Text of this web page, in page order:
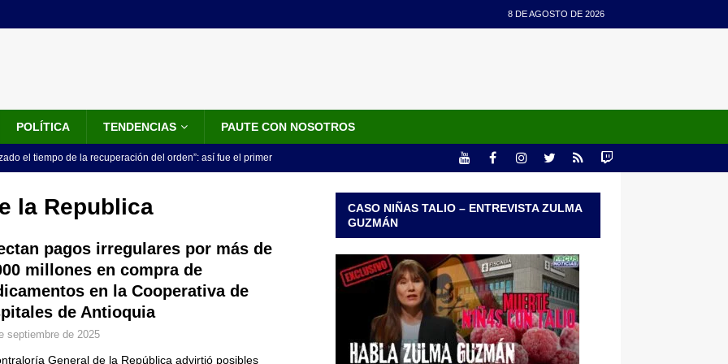
8 DE AGOSTO DE 2026
POLÍTICA TENDENCIAS PAUTE CON NOSOTROS
el tiempo de la recuperación del orden”: así fue el primer
la Espriella ya es presidente de Colombia: recibió la banda
posesión de Abelardo De La Espriella: recibirá la banda presidencial
en el Cantón Pichincha LO ÚLTIMO
no asistirá a la posesión de Abelardo de la Espriella y llama a
la Republica
pagos irregulares por más de
millones en compra de
en la Cooperativa de
de Antioquia
septiembre de 2025
General de la República advirtió posibles
CASO NIÑAS TALIO – ENTREVISTA ZULMA
GUZMÁN